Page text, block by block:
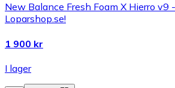
New Balance Fresh Foam X Hierro v9
Loparshop.se!
1 900 kr
I lager